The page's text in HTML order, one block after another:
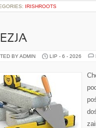
IRISHROOTS
BY ADMIN LIP - 6 - 2026